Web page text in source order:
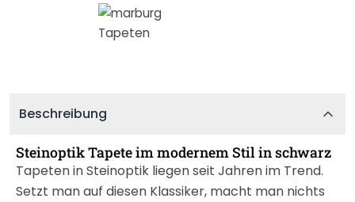
Beschreibung
Steinoptik Tapete im modernem Stil in schwarz
Tapeten in Steinoptik liegen seit Jahren im Trend.
Setzt man auf diesen Klassiker, macht man nichts